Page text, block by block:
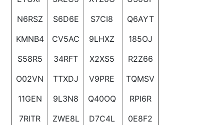
N6RSZ
KMNB4
S58R5
O02VN
11GEN
7RITR
S6D6E
CV5AC
34RFT
TTXDJ
9L3N8
ZWE8L
S7CI8
9LHXZ
X2XS5
V9PRE
Q40OQ
D7C4L
Q6AYT
185OJ
R2Z66
TQMSV
RPI6R
0E8F2